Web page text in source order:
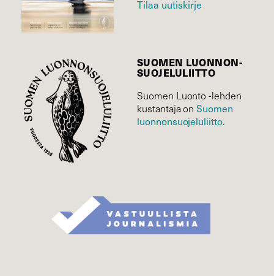
Tilaa uutiskirje
SUOMEN LUONNON­
SUOJELU­LIITTO
Suomen Luonto -lehden
kustantaja onSuomen
luonnonsuojelu­liitto.